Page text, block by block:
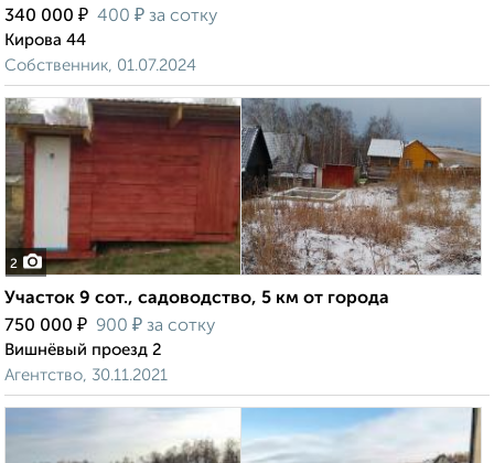
340 000 ₽ 400 ₽ за сотку
Кирова 44
Собственник, 01.07.2024
2
Участок 9 сот., садоводство, 5 км от города
750 000 ₽ 900 ₽ за сотку
Вишнёвый проезд 2
Агентство, 30.11.2021